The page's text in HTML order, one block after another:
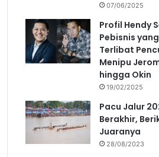
07/06/2025
Profil Hendy
Pebisnis
Terlibat
Menipu
hingga Okin
19/02/2025
Pacu Jalur
Berakhir,
Juaranya
28/08/2023